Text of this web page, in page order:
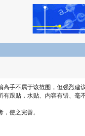
手不属于该范围，但强烈建
跟贴，水贴、内容有错、
使之完善。